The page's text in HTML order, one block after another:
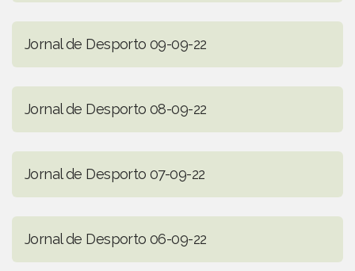
Jornal de Desporto 09-09-22
Jornal de Desporto 08-09-22
Jornal de Desporto 07-09-22
Jornal de Desporto 06-09-22